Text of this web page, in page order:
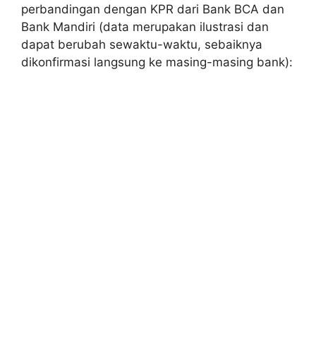
perbandingan dengan KPR dari Bank BCA dan
Bank Mandiri (data merupakan ilustrasi dan
dapat berubah sewaktu-waktu, sebaiknya
dikonfirmasi langsung ke masing-masing bank):